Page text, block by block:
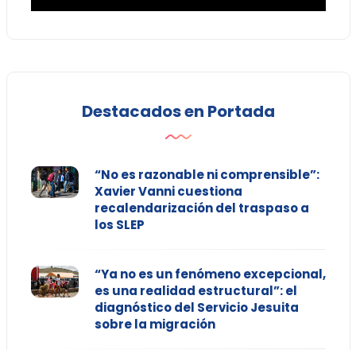
Destacados en Portada
“No es razonable ni comprensible”:
Xavier Vanni cuestiona
recalendarización del traspaso a
los SLEP
“Ya no es un fenómeno excepcional,
es una realidad estructural”: el
diagnóstico del Servicio Jesuita
sobre la migración